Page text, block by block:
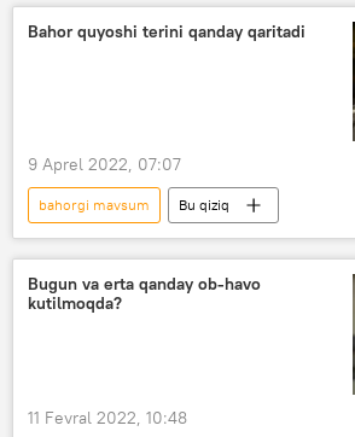
Bahor quyoshi terini qanday qaritadi
9 Aprel 2022, 07:07
bahorgi mavsum
Bu qiziq
Quyosh, Oy, kosmos
Foydali
Sog‘liq
Shifokorlar tavsiyasi
Bugun va erta qanday ob-havo
kutilmoqda?
11 Fevral 2022, 10:48